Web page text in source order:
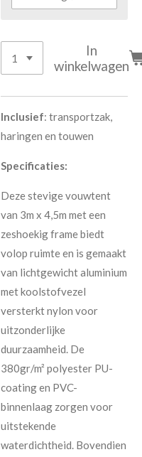
In
winkelwagen
Inclusief: transportzak,
haringen en touwen
Specificaties:
Deze stevige vouwtent
van 3m x 4,5m met een
zeshoekig frame biedt
volop ruimte en is gemaakt
van lichtgewicht aluminium
met koolstofvezel
versterkt nylon voor
uitzonderlijke
duurzaamheid. De
380gr/m² polyester PU-
coating en PVC-
binnenlaag zorgen voor
uitstekende
waterdichtheid. Bovendien